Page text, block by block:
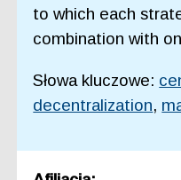
to which each
combination with
Słowa kluczowe:
decentralization,